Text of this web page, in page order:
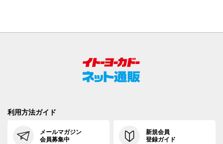
利用方法ガイド
メールマガジン
会員募集中
新規会員
登録ガイド